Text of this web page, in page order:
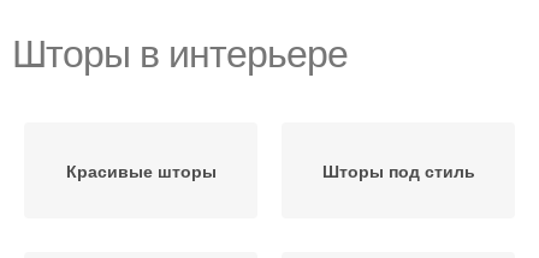
Шторы в интерьере
Красивые шторы Шторы под стиль